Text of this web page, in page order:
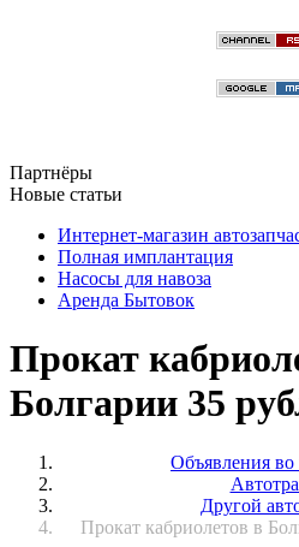
Партнёры
Новые статьи
Интернет-магазин
Полная имплантация
Насосы для навоза
Аренда Бытовок
Прокат
Болгарии 35
Объявления во
Другой
Прокат кабриолетов в